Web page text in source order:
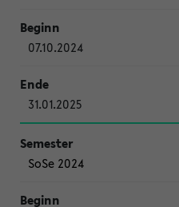
07.10.2024
31.01.2025
SoSe 2024